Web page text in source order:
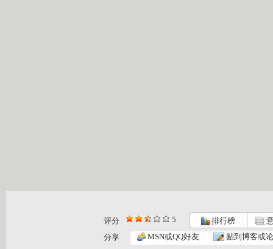
评分 5 排行榜
分享
MSN或QQ好友 贴到博客或